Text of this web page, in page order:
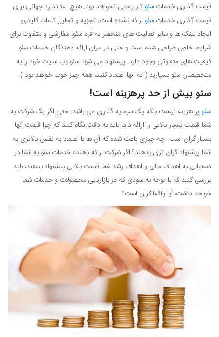
قیمت گذاری خدمات سئوکار راحتی نخواهد بود. هیچ استاندارد جهانی برای
قیمت گذاری خدمات سئو ارائه نشده است. تجزیه و تحلیل کلمات کلیدی،
ایجاد لینک ها و سایر فعالیت های منحصر به فرد سئو، سفارشی و متفاوت برای
شرایط خاص طراحی شده است و حتی در میان ارائه دهندگان خدمات سئو
کیفیت های متفاوتی وجود دارد. پیشنهاد می شود سئو وب سایت خود را به
متخصصان سئو بسپارید ("به آنها اعتماد کنید، همه چیز خوب خواهد بود").
سئو بیش از حد پرهزینه است!
سئوپر هزینه نیست بلکه یک سرمایه گذاری می باشد. حتی اگر یک شرکت به
شما قیمت بسیار بالایی را ارائه داد، باید به دقت نگاه کنید که چرا قیمت آنها
بسیار گران است. چه چیزی باعث شده که آن ها با اعتماد به نفس بالاتری به
شما پیشنهاد گران تری بدهند؟ اگر شرکت ارائه دهنده خدمات سئو به شما در
دستیابی به اهداف مالی و اهداف رشد شما قیمت بالایی پیشنهاد بدهند، باید
بررسی کنید که با توجه به سودی که در بازاریابی محصولات و خدمات شما
خواهد داشت، آیا واقعا گران است؟